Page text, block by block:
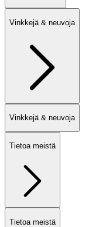
Vinkkejä & neuvoja
Vinkkejä & neuvoja
Tietoa meistä
Tietoa meistä